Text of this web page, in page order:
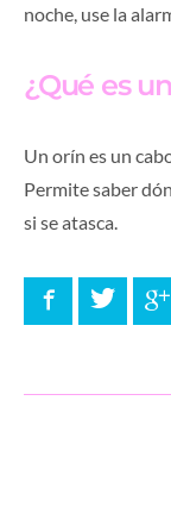
noche, use la
¿Qué es
Un orín es un
Permite saber
si se atasca.
FacebookTwitter